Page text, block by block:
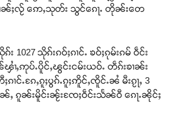
ၢၼ်ႈလႂ် ဢေႇသုတ်း သွင်ၵေႃႉ တိုၼ်းတေ
သိုၵ်းၵဝ်ႈၵၢင်ႉ ၶဝ်ႈၵုမ်းၵမ် ဝဵင်း
ႇဢုပ်ႉပိူင်ႇၽွင်းငမ်းယဝ်ႉ တဵၵ်းၶၢၼ်း
င်ႉၵႄႇၵူႈပွၵ်ႉၵူႈဢိူင်ႇၸိူင်ႉၼႆ မီးၵႂႃႇ 3
ႇ ၵူၼ်းမိူင်းၼႂ်းၸႄႈဝဵင်းသႅၼ်ဝီ ၵေႃႉၼိုင်ႈ